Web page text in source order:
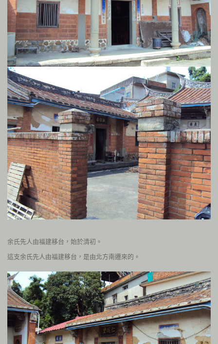
余氏先人由福建移台，始於清初。
這支余氏先人由福建移台，是由北方南遷來的。